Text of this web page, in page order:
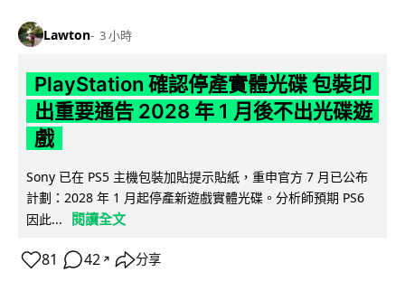
Lawton 3 小時
PlayStation 確認停產實體光碟 包裝印
出重要通告 2028 年 1 月後不出光碟遊
戲
Sony 已在 PS5 主機包裝加貼提示貼紙，重申官方 7 月已公布
計劃：2028 年 1 月起停產新遊戲實體光碟。分析師預期 PS6
因此...
閱讀全文
81 42 ↗ 分享